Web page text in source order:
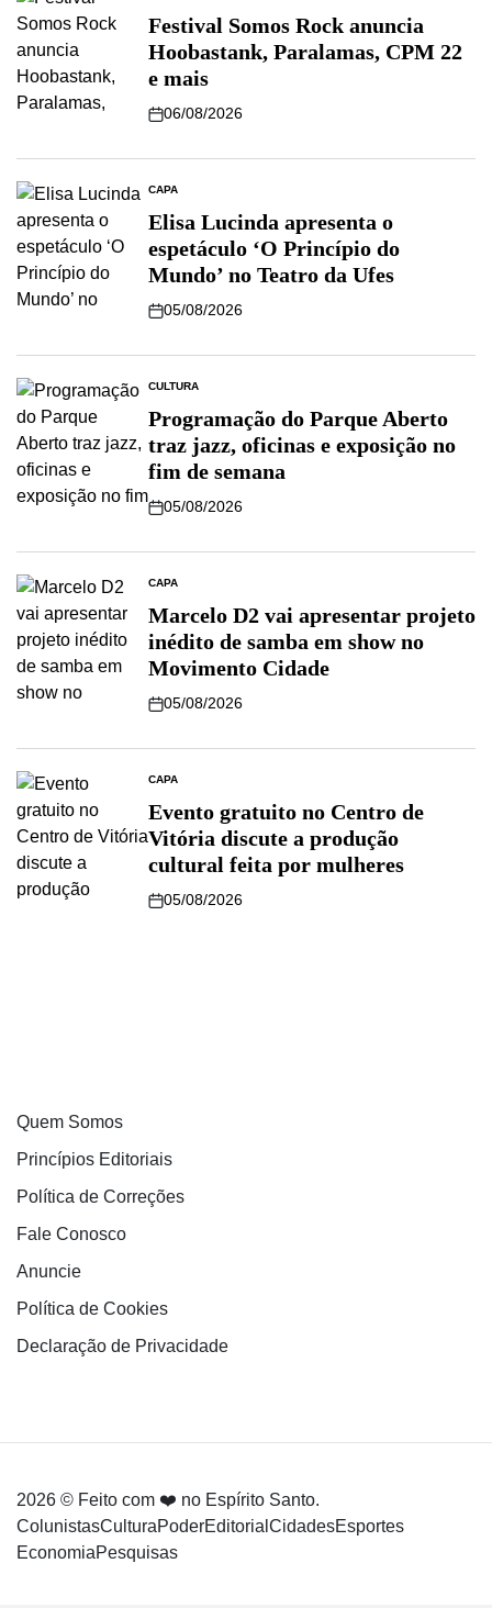
Festival Somos Rock anuncia
Hoobastank, Paralamas, CPM 22
e mais
06/08/2026
CAPA
Elisa Lucinda apresenta o
espetáculo ‘O Princípio do
Mundo’ no Teatro da Ufes
05/08/2026
CULTURA
Programação do Parque Aberto
traz jazz, oficinas e exposição no
fim de semana
05/08/2026
CAPA
Marcelo D2 vai apresentar projeto
inédito de samba em show no
Movimento Cidade
05/08/2026
CAPA
Evento gratuito no Centro de
Vitória discute a produção
cultural feita por mulheres
05/08/2026
Quem Somos
Princípios Editoriais
Política de Correções
Fale Conosco
Anuncie
Política de Cookies
Declaração de Privacidade
2026 © Feito com ❤️ no Espírito Santo.
ColunistasCulturaPoderEditorial CidadesEsportes
EconomiaPesquisas